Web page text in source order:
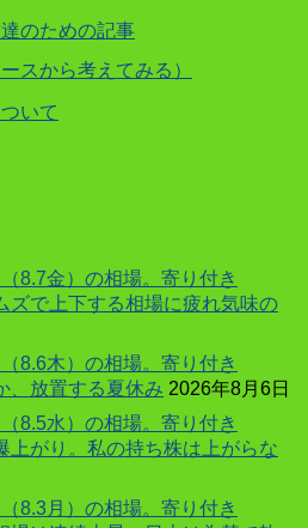
のための記事
スから考えてみる）
いて
8.7金）の相場。寄り付き
ズで上下する相場に疲れ気味の
8.6木）の相場。寄り付き
、放置する夏休み 2026年8月6日
8.5水）の相場。寄り付き
上がり。私の持ち株は上がらな
8.3月）の相場。寄り付き